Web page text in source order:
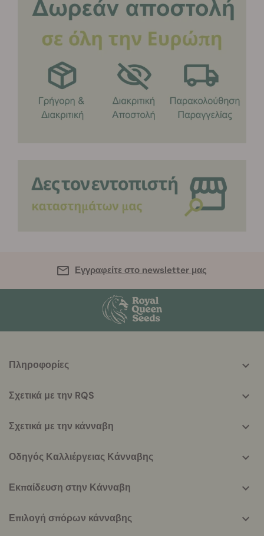
Εγγραφείτε στο newsletter μας
helpful
Πληροφορίες
Σχετικά με την RQS
Σχετικά με την κάνναβη
Οδηγός Καλλιέργειας Κάνναβης
Εκπαίδευση στην Κάνναβη
Επιλογή σπόρων κάνναβης